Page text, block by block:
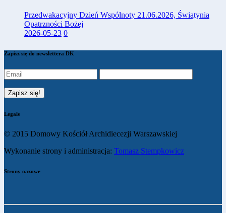
Przedwakacyjny Dzień Wspólnoty 21.06.2026, Świątynia
Opatrzności Bożej
2026-05-23 0
Zapisz się do newslettera DK
Legals
© 2015 Domowy Kościół Archidiecezji Warszawskiej
Wykonanie strony i administracja: Tomasz Stempkowicz
Strony oazowe